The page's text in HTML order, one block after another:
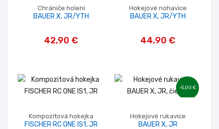
Chrániče holení
BAUER X, JR/YTH
42,90 €
Hokejové nohavice
BAUER X, JR/YTH
44,90 €
Kompozitová hokejka
FISCHER RC ONE IS1, JR
-5,00 €
Hokejové rukavice
BAUER X, JR